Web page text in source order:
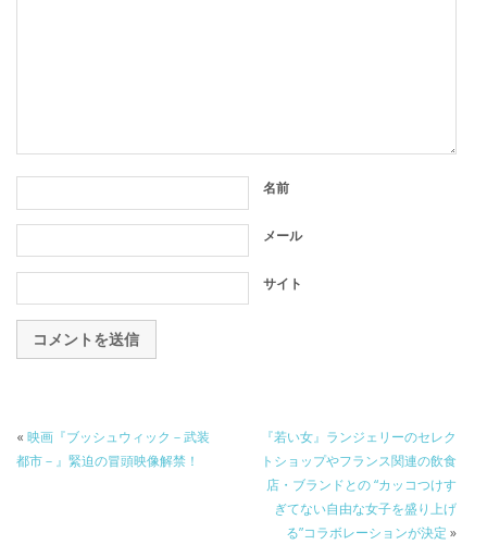
名前
メール
サイト
« 映画『ブッシュウィック－武装
都市－』緊迫の冒頭映像解禁！
『若い女』ランジェリーのセレク
トショップやフランス関連の飲食
店・ブランドとの “カッコつけす
ぎてない自由な女子を盛り上げ
る”コラボレーションが決定 »